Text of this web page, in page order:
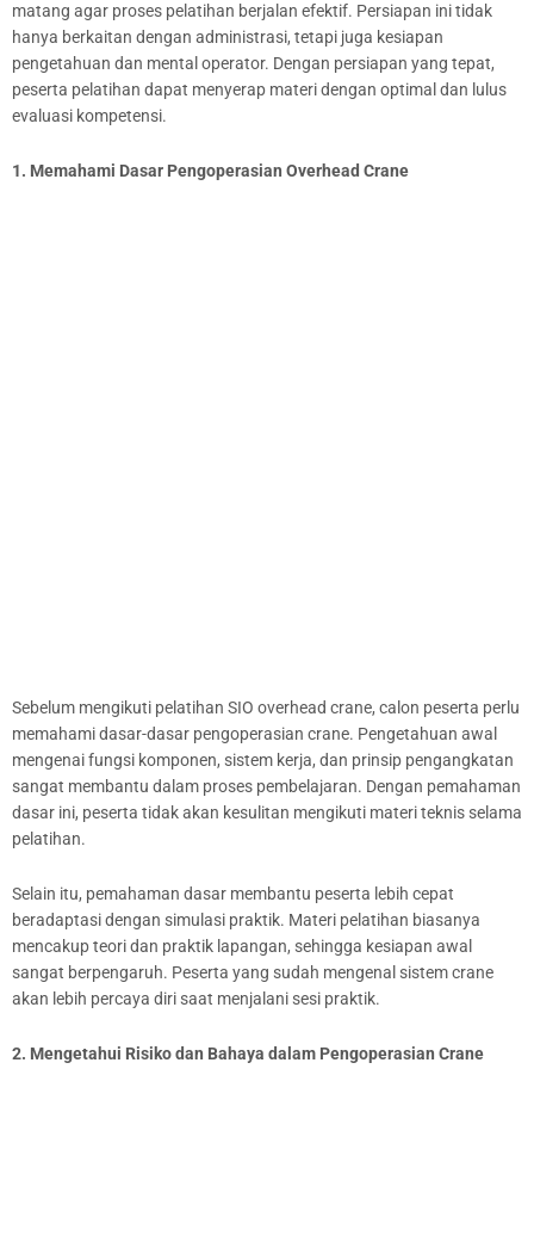
matang agar proses pelatihan berjalan efektif. Persiapan ini tidak
hanya berkaitan dengan administrasi, tetapi juga kesiapan
pengetahuan dan mental operator. Dengan persiapan yang tepat,
peserta pelatihan dapat menyerap materi dengan optimal dan lulus
evaluasi kompetensi.
1. Memahami Dasar Pengoperasian Overhead Crane
Sebelum mengikuti pelatihan SIO overhead crane, calon peserta perlu
memahami dasar-dasar pengoperasian crane. Pengetahuan awal
mengenai fungsi komponen, sistem kerja, dan prinsip pengangkatan
sangat membantu dalam proses pembelajaran. Dengan pemahaman
dasar ini, peserta tidak akan kesulitan mengikuti materi teknis selama
pelatihan.
Selain itu, pemahaman dasar membantu peserta lebih cepat
beradaptasi dengan simulasi praktik. Materi pelatihan biasanya
mencakup teori dan praktik lapangan, sehingga kesiapan awal
sangat berpengaruh. Peserta yang sudah mengenal sistem crane
akan lebih percaya diri saat menjalani sesi praktik.
2. Mengetahui Risiko dan Bahaya dalam Pengoperasian Crane